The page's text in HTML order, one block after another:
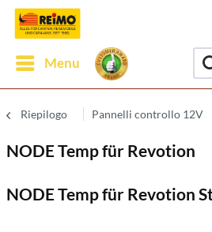
Menu
Riepilogo Pannelli controllo 12V
NODE Temp für Revotion
NODE Temp für Revotion